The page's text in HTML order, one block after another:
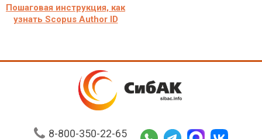
Пошаговая инструкция, как
узнать Scopus Author ID
8-800-350-22-65